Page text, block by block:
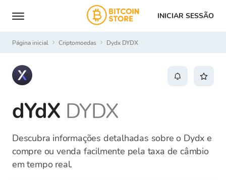
INICIAR SESSÃO
Página inicial Criptomoedas Dydx DYDX
dYdX DYDX
Descubra informações detalhadas sobre o Dydx e
compre ou venda facilmente pela taxa de câmbio
em tempo real.